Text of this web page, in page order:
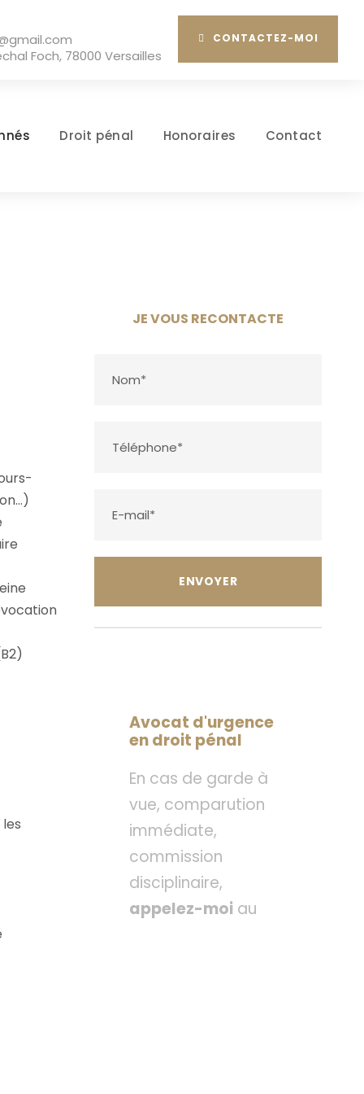
CONTACTEZ-MOI
Foch, 78000 Versailles
Droit pénal Honoraires Contact
JE VOUS RECONTACTE
Avocat d'urgence
en droit pénal
En cas de garde à
vue, comparution
immédiate,
commission
disciplinaire,
appelez-moi au